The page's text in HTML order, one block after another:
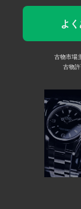
よ
古物市
古物